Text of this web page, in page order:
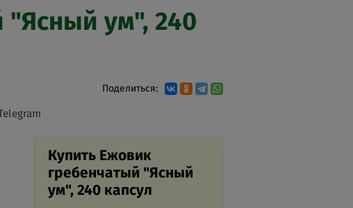
"Ясный ум", 240
Поделиться:
Купить Ежовик
гребенчатый "Ясный
ум", 240 капсул